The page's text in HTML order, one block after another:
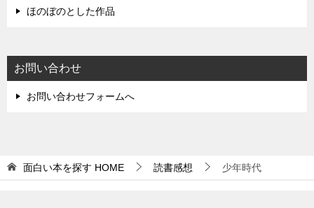
ほのぼのとした作品
お問い合わせ
お問い合わせフォームへ
面白い本を探す HOME 読書感想 少年時代